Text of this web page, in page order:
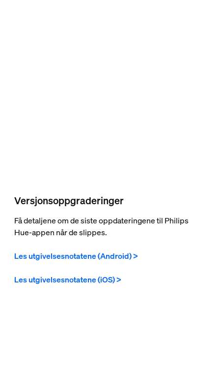
Versjonsoppgraderinger
Få detaljene om de siste oppdateringene til Philips
Hue-appen når de slippes.
Les utgivelsesnotatene (Android) >
Les utgivelsesnotatene (iOS) >